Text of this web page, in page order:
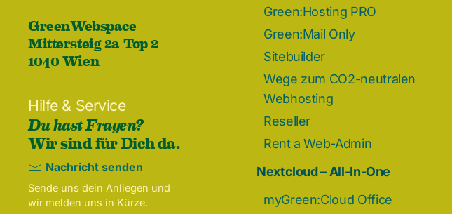
GreenWebspace
Mittersteig 2a Top 2
1040 Wien
Hilfe & Service
Du hast Fragen?
Wir sind für Dich da.
Nachricht senden
Sende uns dein Anliegen und
wir melden uns in Kürze.
Green:Hosting PRO
Green:Mail Only
Sitebuilder
Wege zum CO2-neutralen
Webhosting
Reseller
Rent a Web-Admin
Nextcloud – All-In-One
myGreen:Cloud Office